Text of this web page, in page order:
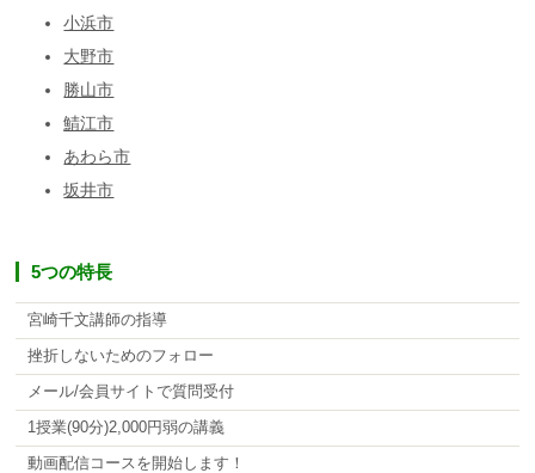
小浜市
大野市
勝山市
鯖江市
あわら市
坂井市
5つの特長
宮崎千文講師の指導
挫折しないためのフォロー
メール/会員サイトで質問受付
1授業(90分)2,000円弱の講義
動画配信コースを開始します！